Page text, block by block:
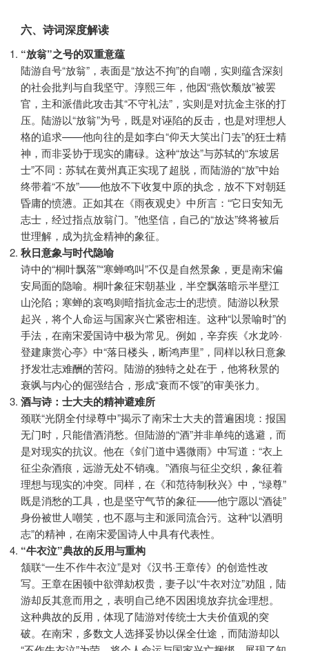
六、诗词深度解读
“放翁”之号的双重意蕴
陆游自号“放翁”，表面是“放达不拘”的自嘲，实则蕴含深刻
的社会批判与自我坚守。淳熙三年，他因“燕饮颓放”被罢
官，主和派借此攻击其“不守礼法”，实则是对抗金主张的打
压。陆游以“放翁”为号，既是对诬陷的反击，也是对理想人
格的追求——他向往的是如李白“仰天大笑出门去”的狂士精
神，而非妥协于现实的庸碌。这种“放达”与苏轼的“东坡居
士”不同：苏轼在黄州真正实现了超脱，而陆游的“放”中始
终带着“不放”——他放不下收复中原的执念，放不下对朝廷
昏庸的愤懑。正如其在《雨夜观史》中所言：“它日安知无
志士，经过指点放翁门。”他坚信，自己的“放达”终将被后
世理解，成为抗金精神的象征。
秋日意象与时代隐喻
诗中的“桐叶飘落”“寒蝉鸣叫”不仅是自然景象，更是南宋偏
安局面的隐喻。桐叶象征宋朝基业，半空飘落暗示半壁江
山沦陷；寒蝉的哀鸣则暗指抗金志士的悲愤。陆游以秋景
起兴，将个人命运与国家兴亡紧密相连。这种“以景喻时”的
手法，在南宋爱国诗中极为常见。例如，辛弃疾《水龙吟·
登建康赏心亭》中“落日楼头，断鸿声里”，同样以秋日意象
抒发壮志难酬的苦闷。陆游的独特之处在于，他将秋景的
衰飒与内心的倔强结合，形成“衰而不馁”的审美张力。
酒与诗：士大夫的精神避难所
颈联“光阴全付绿尊中”揭示了南宋士大夫的普遍困境：报国
无门时，只能借酒消愁。但陆游的“酒”并非单纯的逃避，而
是对现实的抗议。他在《剑门道中遇微雨》中写道：“衣上
征尘杂酒痕，远游无处不销魂。”酒痕与征尘交织，象征着
理想与现实的冲突。同样，在《和范待制秋兴》中，“绿尊”
既是消愁的工具，也是坚守气节的象征——他宁愿以“酒徒”
身份被世人嘲笑，也不愿与主和派同流合污。这种“以酒明
志”的精神，在南宋爱国诗人中具有代表性。
“牛衣泣”典故的反用与重构
颔联“一生不作牛衣泣”是对《汉书·王章传》的创造性改
写。王章在困顿中欲弹劾权贵，妻子以“牛衣对泣”劝阻，陆
游却反其意而用之，表明自己绝不因困境放弃抗金理想。
这种典故的反用，体现了陆游对传统士大夫价值观的突
破。在南宋，多数文人选择妥协以保全仕途，而陆游却以